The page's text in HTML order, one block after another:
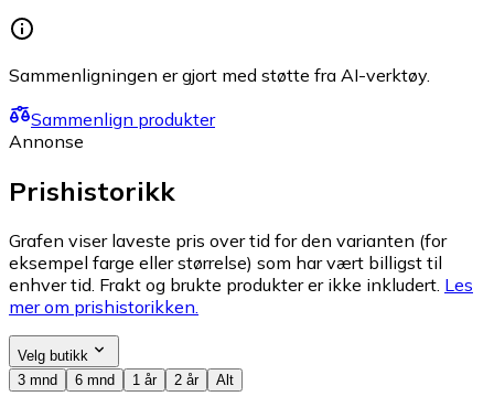
Sammenligningen er gjort med støtte fra AI-verktøy.
Sammenlign produkter
Annonse
Prishistorikk
Grafen viser laveste pris over tid for den varianten (for
eksempel farge eller størrelse) som har vært billigst til
enhver tid. Frakt og brukte produkter er ikke inkludert. Les
mer om prishistorikken.
Velg butikk
3 mnd
6 mnd 1 år 2 år Alt